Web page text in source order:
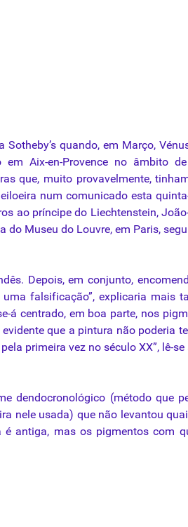
quando, em Março,
Aix-en-Provence no âmbito
que, muito provavelmente,
num comunicado esta
ao príncipe do Liechtenstein,
do Museu do Louvre, em Paris,
Depois, em conjunto,
falsificação”, explicaria mais
á centrado, em boa parte, nos
que a pintura não poderia
primeira vez no século XX”, lê-se
dendocronológico (método que
nele usada) que não levantou
antiga, mas os pigmentos com
até 30%